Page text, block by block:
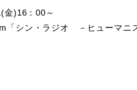
金)16：00～
「シン・ラジオ －ヒューマニ